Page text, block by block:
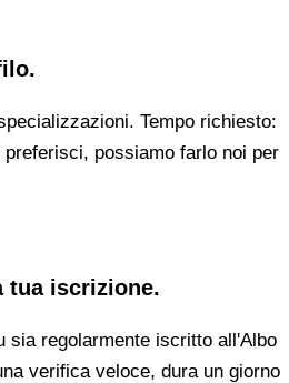
Tempo richiesto:
possiamo farlo noi per
tua iscrizione.
sia regolarmente iscritto all'Albo
verifica veloce, dura un giorno